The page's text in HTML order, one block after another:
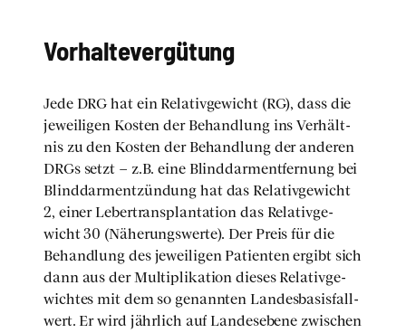
Vor­hal­te­ver­gü­tung
Jede DRG hat ein Rela­tiv­ge­wicht (RG), dass die
jewei­li­gen Kos­ten der Behand­lung ins Ver­hält­
nis zu den Kos­ten der Behand­lung der ande­ren
DRGs setzt – z.B. eine Blind­darm­ent­fer­nung bei
Blind­darm­ent­zün­dung hat das Rela­tiv­ge­wicht
2, einer Leber­trans­plan­ta­ti­on das Rela­tiv­ge­
wicht 30 (Nähe­rungs­wer­te). Der Preis für die
Behand­lung des jewei­li­gen Pati­en­ten ergibt sich
dann aus der Mul­ti­pli­ka­ti­on die­ses Rela­tiv­ge­
wich­tes mit dem so genann­ten Lan­des­ba­sis­fall­
wert. Er wird jähr­lich auf Lan­des­ebe­ne zwi­schen